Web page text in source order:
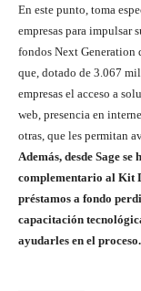
En este punto, toma
empresas para
fondos Next
que, dotado de 3.067
empresas el acceso a
web, presencia en
otras, que les permitan
Además, desde Sage
complementario al Kit
préstamos a fondo
capacitación
ayudarles en el proceso.